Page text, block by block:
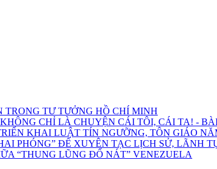
TƯ TƯỞNG HỒ CHÍ MINH
CHỈ LÀ CHUYỆN CÁI TÔI, CÁI TA! -
KHAI LUẬT TÍN NGƯỠNG, TÔN GIÁO
PHÓNG” ĐỂ XUYÊN TẠC LỊCH SỬ, LÃNH
“THUNG LŨNG ĐỔ NÁT” VENEZUELA